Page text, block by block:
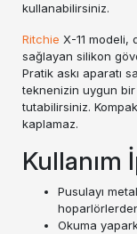
kullanabilirsiniz.
Ritchie X-11 modeli,
sağlayan silikon
Pratik askı aparatı
teknenizin uygun
tutabilirsiniz.
kaplamaz.
Kullanım
Pusulayı
Okuma